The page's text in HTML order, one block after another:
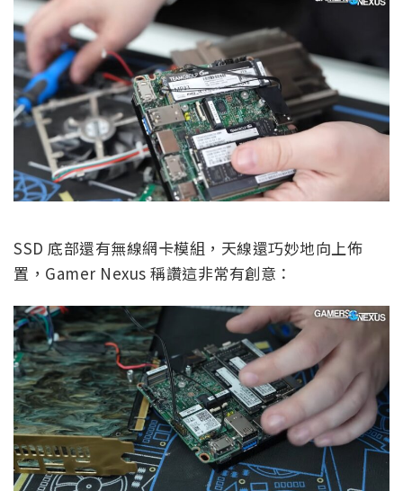
SSD 底部還有無線網卡模組，天線還巧妙地向上佈
置，Gamer Nexus 稱讚這非常有創意：